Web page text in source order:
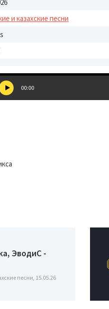
и казахские песни
00:00
ЭводиС -
песни, 15.05.26